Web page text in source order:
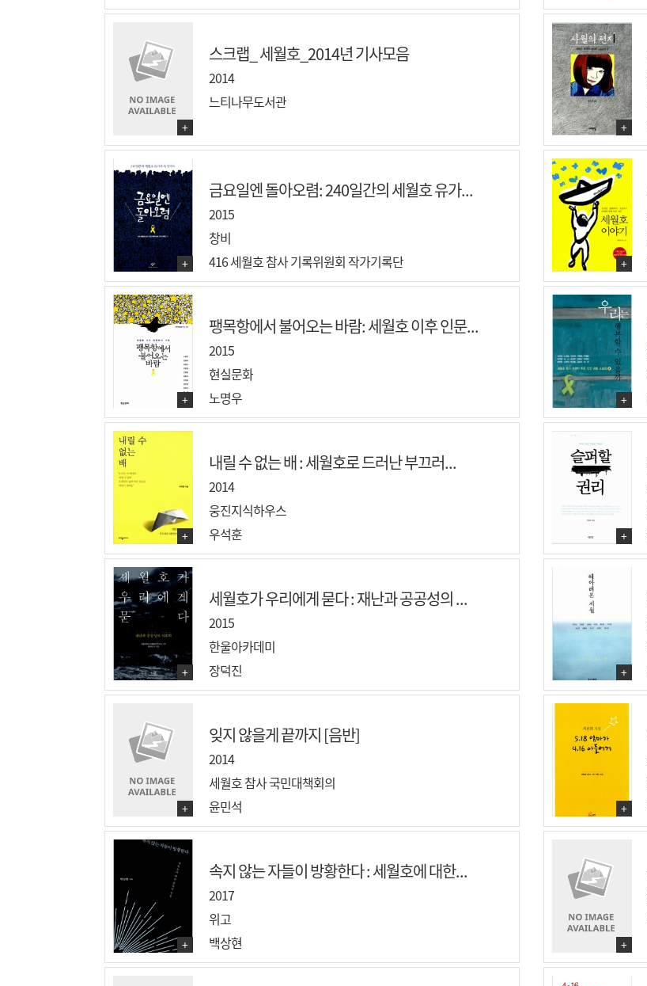
+
스크랩_ 세월호_2014년 기사모음
2014
느티나무도서관
+
+
금요일엔 돌아오렴: 240일간의 세월호 유가...
2015
창비
416 세월호 참사 기록위원회 작가기록단
+
+
팽목항에서 불어오는 바람: 세월호 이후 인문...
2015
현실문화
노명우
+
+
내릴 수 없는 배 : 세월호로 드러난 부끄러...
2014
웅진지식하우스
우석훈
+
+
세월호가 우리에게 묻다 : 재난과 공공성의 ...
2015
한울아카데미
장덕진
+
+
잊지 않을게 끝까지 [음반]
2014
세월호 참사 국민대책회의
윤민석
+
+
속지 않는 자들이 방황한다 : 세월호에 대한...
2017
위고
백상현
+